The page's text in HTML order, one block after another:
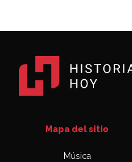
Mapa del sitio
Música